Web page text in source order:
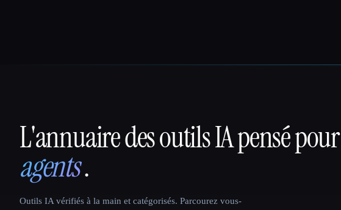
That AI Collection
L'annuaire des outils IA pensé pour
agents.
Outils IA vérifiés à la main et catégorisés. Parcourez vous-